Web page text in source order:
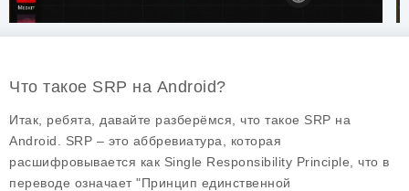
Что такое SRP на Android?
Итак, ребята, давайте разберёмся, что такое SRP на
Android. SRP – это аббревиатура, которая
расшифровывается как Single Responsibility Principle, что в
переводе означает "Принцип единственной